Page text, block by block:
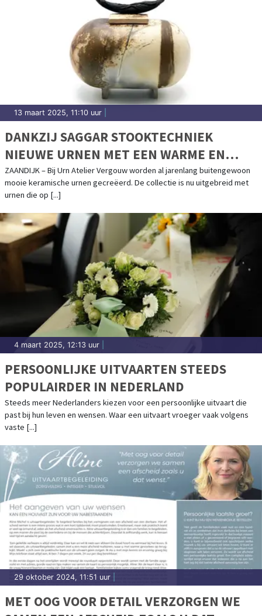
13 maart 2025, 11:10 uur
DANKZIJ SAGGAR STOOKTECHNIEK
NIEUWE URNEN MET EEN WARME EN
NATUURLIJKE UITSTRALING
ZAANDIJK – Bij Urn Atelier Vergouw worden al jarenlang buitengewoon
mooie keramische urnen gecreëerd. De collectie is nu uitgebreid met
urnen die op [...]
4 maart 2025, 12:13 uur
PERSOONLIJKE UITVAARTEN STEEDS
POPULAIRDER IN NEDERLAND
Steeds meer Nederlanders kiezen voor een persoonlijke uitvaart die
past bij hun leven en wensen. Waar een uitvaart vroeger vaak volgens
vaste [...]
29 oktober 2024, 11:51 uur
MET OOG VOOR DETAIL VERZORGEN WE